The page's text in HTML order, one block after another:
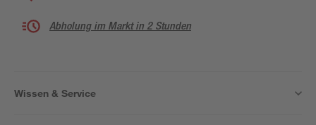
Abholung im Markt in 2 Stunden
Wissen & Service